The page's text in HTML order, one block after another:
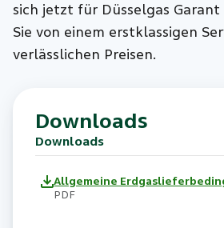
sich jetzt für Düsselgas
Sie von einem erstklassigen
verlässlichen Preisen.
Downloads
Downloads
Allgemeine
PDF